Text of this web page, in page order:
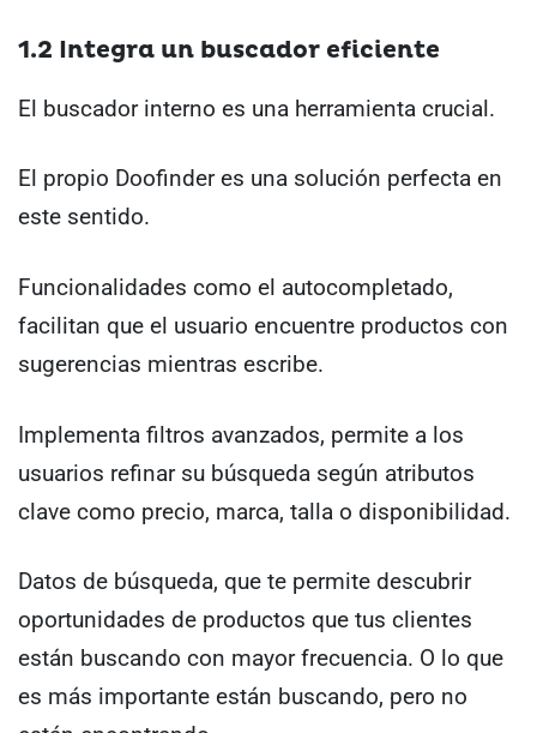
1.2 Integra un buscador eficiente
El buscador interno es una herramienta crucial.
El propio Doofinder es una solución perfecta en
este sentido.
Funcionalidades como el autocompletado,
facilitan que el usuario encuentre productos con
sugerencias mientras escribe.
Implementa filtros avanzados, permite a los
usuarios refinar su búsqueda según atributos
clave como precio, marca, talla o disponibilidad.
Datos de búsqueda, que te permite descubrir
oportunidades de productos que tus clientes
están buscando con mayor frecuencia. O lo que
es más importante están buscando, pero no